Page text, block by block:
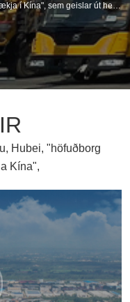
í Kína", sem geislar út heim
Kína, söluaðila og varahlutaf
Hubei, "höfuðborg
Kína",